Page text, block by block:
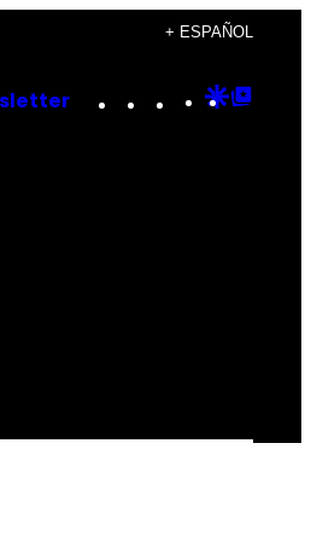
+ ESPAÑOL
Instagram
TikTok
YouTube
Google